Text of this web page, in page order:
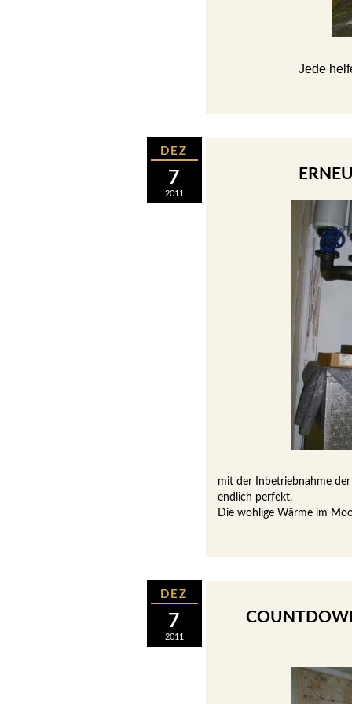
Jede
2011
7
DEZ
mit der Inbetriebnahme
endlich perfekt.
Die wohlige Wärme im
2011
7
DEZ